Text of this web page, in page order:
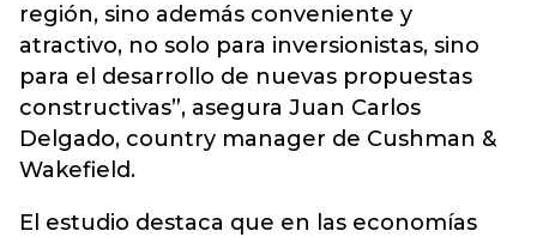
región, sino además conveniente y
atractivo, no solo para inversionistas, sino
para el desarrollo de nuevas propuestas
constructivas”, asegura Juan Carlos
Delgado, country manager de Cushman &
Wakefield.
El estudio destaca que en las economías